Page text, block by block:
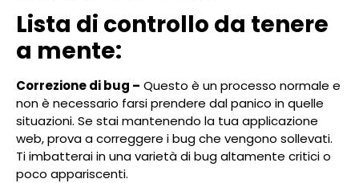
Lista di controllo da tenere
a mente:
Correzione di bug – Questo è un processo normale e
non è necessario farsi prendere dal panico in quelle
situazioni. Se stai mantenendo la tua applicazione
web, prova a correggere i bug che vengono sollevati.
Ti imbatterai in una varietà di bug altamente critici o
poco appariscenti.